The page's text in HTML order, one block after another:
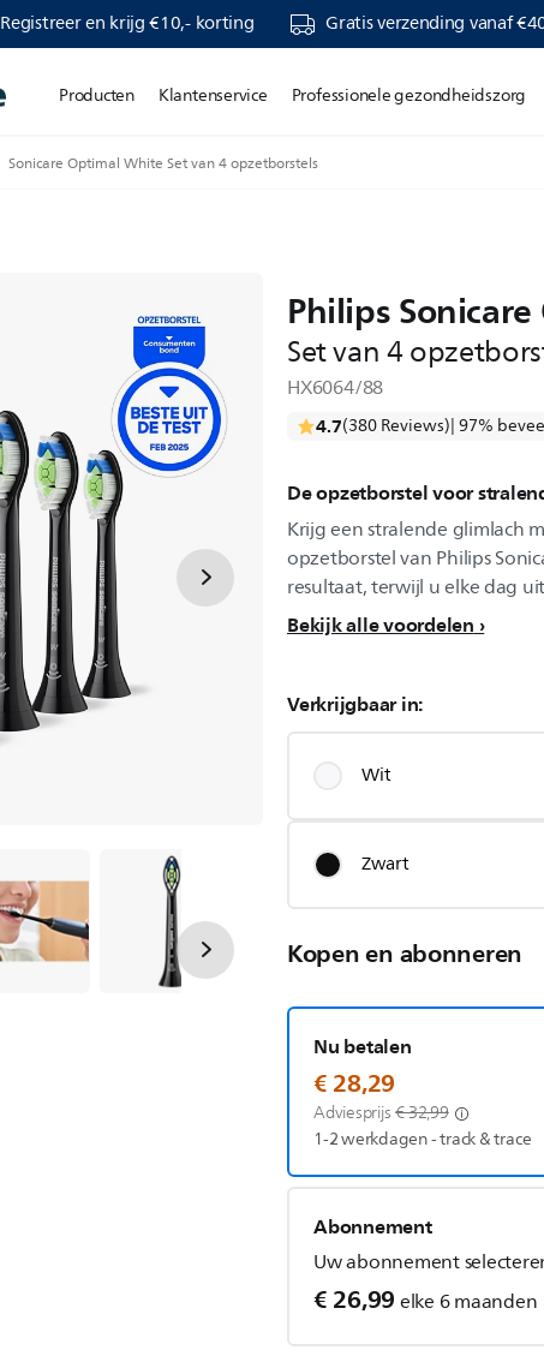
Registreer en krijg €10,- korting Gratis verzending vanaf
Producten Klantenservice Professionele gezondheidszorg
Sonicare Optimal White Set van 4 opzetborstels
Philips
Set van 4
HX6064/88
4.7(380 Reviews)| 97%
De opzetborstel voor
Krijg een stralende glimlach
opzetborstel van Philips
resultaat, terwijl u elke dag
Bekijk alle voordelen
Verkrijgbaar in:
Wit
Zwart
Kopen en abonneren
Nu betalen
Adviesprijs€ 32,99
€ 28,29
1-2 werkdagen - track & trace
Abonnement
Uw abonnement
€ 26,99elke 6 maanden